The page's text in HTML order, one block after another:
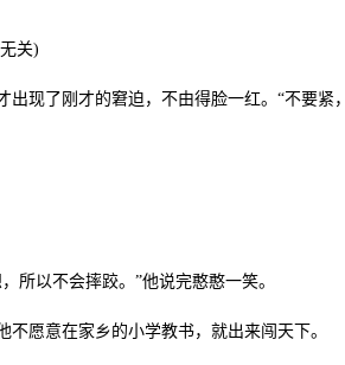
关)
现了刚才的窘迫，不由得脸一红。“不要紧
以不会摔跤。”他说完憨憨一笑。
愿意在家乡的小学教书，就出来闯天下。